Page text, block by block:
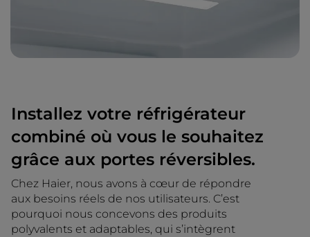
Installez votre réfrigérateur
combiné où vous le souhaitez
grâce aux portes réversibles.
Chez Haier, nous avons à cœur de répondre
aux besoins réels de nos utilisateurs. C’est
pourquoi nous concevons des produits
polyvalents et adaptables, qui s’intègrent